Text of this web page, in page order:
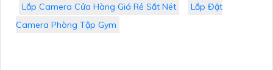
Lắp Camera Cửa Hàng Giá Rẻ Sắt Nét
Lắp Đặt
Camera Phòng Tập Gym